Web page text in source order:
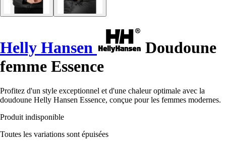
Helly Hansen
Doudoune
femme Essence
Profitez d'un style exceptionnel et d'une chaleur optimale avec la
doudoune Helly Hansen Essence, conçue pour les femmes modernes.
Produit indisponible
Toutes les variations sont épuisées